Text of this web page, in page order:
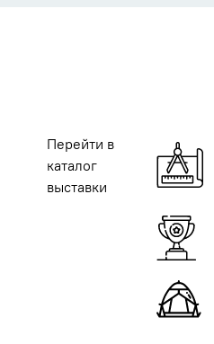
Перейти в
каталог
выставки